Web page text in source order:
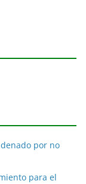
por no
para el